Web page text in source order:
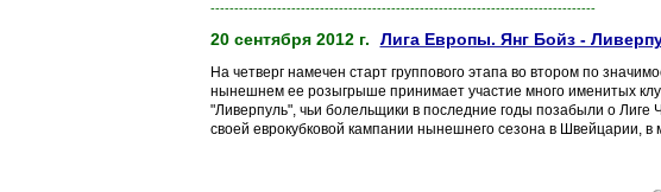
---------------------------------------------------------------------------------
20 сентября 2012 г. Лига Европы. Янг Бойз -
На четверг намечен старт группового этапа во втором по
нынешнем ее розыгрыше принимает участие много именитых
"Ливерпуль", чьи болельщики в последние годы позабыли о Лиге
своей еврокубковой кампании нынешнего сезона в Швейцарии, в